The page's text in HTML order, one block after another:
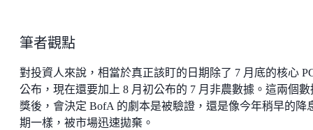
筆者觀點
對投資人來說，相當於真正該盯的日期除了 7 月底的核心
公布，現在還要加上 8 月初公布的 7 月非農數據。這兩個數
獎後，會決定 BofA 的劇本是被驗證，還是像今年稍早的降
期一樣，被市場迅速拋棄。